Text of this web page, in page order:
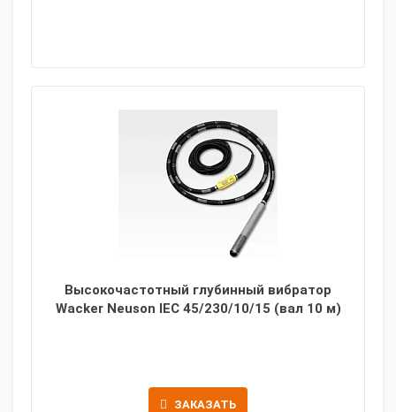
Высокочастотный глубинный вибратор
Wacker Neuson IEC 45/230/10/15 (вал 10 м)
ЗАКАЗАТЬ